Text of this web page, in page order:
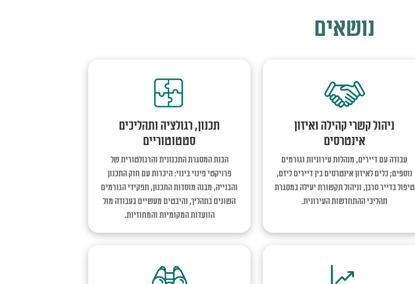
נושאים
ניהול קשרי קהילה ואיזון
אינטרסים
עבודה עם דיירים, מנהלות עירוניות וגורמים
נוספים; כלים לאיזון אינטרסים בין דיירים ליזם,
טיפול בדייר סרבן, וניהול תקשורת יעילה במסגרת
תהליכי ההתחדשות העירונית.
תכנון, רגולציה ותהליכים
סטטוטוריים
הבנת המסגרת התכנונית והרגולטורית של
פרויקטי פינוי בינוי: היכרות עם חוק התכנון
והבנייה, מבנה מוסדות התכנון, תפקידי הגורמים
השונים בתהליך, והיבטים מעשיים בעבודה מול
הוועדות המקומיות והמחוזיות.